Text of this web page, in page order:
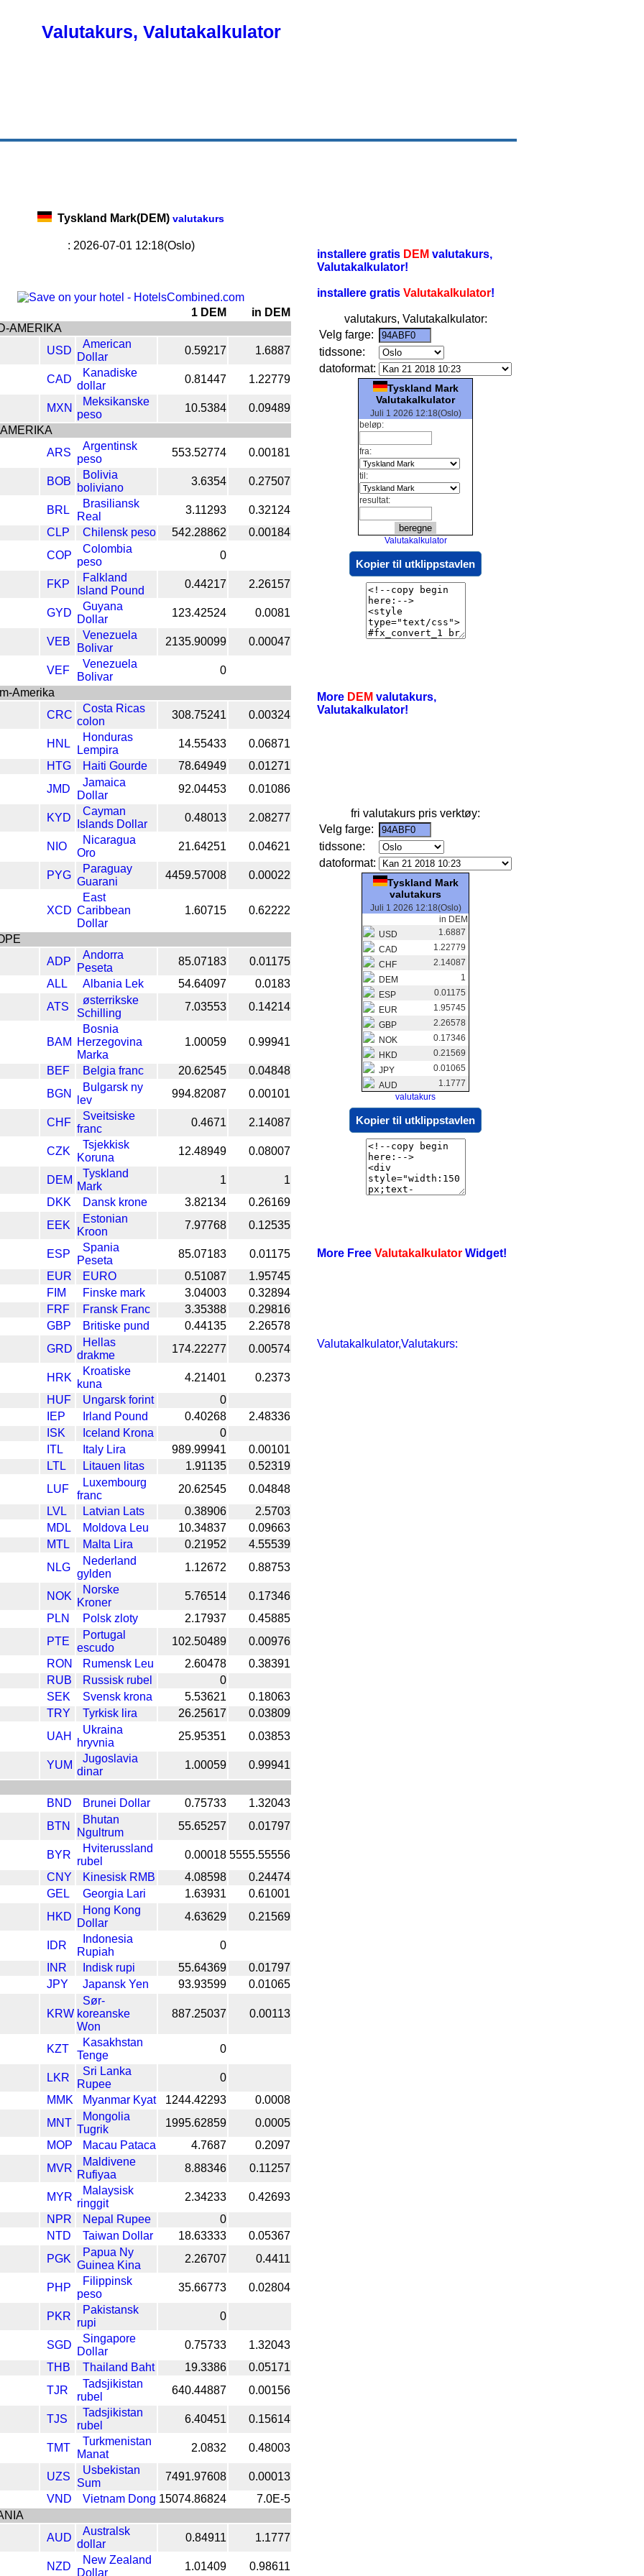
Valutakurs, Valutakalkulator
Tyskland Mark(DEM) valutakurs
: 2026-07-01 12:18(Oslo)
1 DEM
in DEM
AMERIKA
USD
American
Dollar
0.59217 1.6887
CAD
Kanadiske
dollar
0.81447 1.22779
MXN
Meksikanske
peso
10.5384
0.09489
ARS
Argentinsk
peso
553.52774 0.00181
BOB
Bolivia
boliviano
3.6354 0.27507
BRL
Brasiliansk
Real
3.11293
0.32124
CLP
Chilensk peso 542.28862
0.00184
COP
Colombia
peso
0
FKP
Falkland
Island Pound
0.44217 2.26157
GYD
Guyana
Dollar
123.42524 0.0081
VEB
Venezuela
Bolivar
2135.90099 0.00047
VEF
Venezuela
Bolivar
0
Amerika
CRC
Costa Ricas
colon
308.75241 0.00324
HNL
Honduras
Lempira
14.55433
0.06871
HTG
Haiti Gourde 78.64949
0.01271
JMD
Jamaica
Dollar
92.04453 0.01086
KYD
Cayman
Islands Dollar
0.48013 2.08277
NIO
Nicaragua
Oro
21.64251 0.04621
PYG
Paraguay
Guarani
4459.57008 0.00022
XCD
East
Caribbean
Dollar
1.60715 0.62222
ADP
Andorra
Peseta
85.07183
0.01175
ALL
Albania Lek 54.64097
0.0183
ATS
østerrikske
Schilling
7.03553 0.14214
BAM
Bosnia
Herzegovina
Marka
1.00059 0.99941
BEF Belgia franc 20.62545
0.04848
BGN
Bulgarsk ny
lev
994.82087 0.00101
CHF
Sveitsiske
franc
0.4671 2.14087
CZK
Tsjekkisk
Koruna
12.48949 0.08007
DEM
Tyskland
Mark
1
1
DKK
Dansk krone 3.82134
0.26169
EEK
Estonian
Kroon
7.97768 0.12535
ESP
Spania
Peseta
85.07183
0.01175
EUR
EURO 0.51087
1.95745
FIM
Finske mark 3.04003
0.32894
FRF
Fransk Franc 3.35388
0.29816
GBP
Britiske pund 0.44135
2.26578
GRD
Hellas
drakme
174.22277 0.00574
HRK
Kroatiske
kuna
4.21401
0.2373
HUF
Ungarsk forint
0
IEP
Irland Pound 0.40268
2.48336
ISK
Iceland Krona
0
ITL
Italy Lira 989.99941
0.00101
LTL
Litauen litas 1.91135
0.52319
LUF
Luxembourg
franc
20.62545
0.04848
LVL
Latvian Lats 0.38906
2.5703
MDL
Moldova Leu 10.34837
0.09663
MTL
Malta Lira 0.21952
4.55539
NLG
Nederland
gylden
1.12672 0.88753
NOK
Norske
Kroner
5.76514
0.17346
PLN
Polsk zloty 2.17937
0.45885
PTE
Portugal
escudo
102.50489
0.00976
RON
Rumensk Leu 2.60478
0.38391
RUB
Russisk rubel
0
SEK
Svensk krona 5.53621
0.18063
TRY
Tyrkisk lira 26.25617
0.03809
UAH
Ukraina
hryvnia
25.95351 0.03853
YUM
Jugoslavia
dinar
1.00059 0.99941
BND Brunei Dollar 0.75733
1.32043
BTN
Bhutan
Ngultrum
55.65257 0.01797
BYR
Hviterussland
rubel
0.00018 5555.55556
CNY
Kinesisk RMB 4.08598
0.24474
GEL
Georgia Lari 1.63931
0.61001
HKD
Hong Kong
Dollar
4.63629 0.21569
IDR
Indonesia
Rupiah
0
INR
Indisk rupi 55.64369
0.01797
JPY
Japansk Yen 93.93599 0.01065
KRW
Sør-
koreanske
Won
887.25037 0.00113
KZT
Kasakhstan
Tenge
0
LKR
Sri Lanka
Rupee
0
MMK
Myanmar Kyat 1244.42293
0.0008
MNT
Mongolia
Tugrik
1995.62859
0.0005
MOP
Macau Pataca 4.7687
0.2097
MVR
Maldivene
Rufiyaa
8.88346 0.11257
MYR
Malaysisk
ringgit
2.34233
0.42693
NPR
Nepal Rupee
0
NTD
Taiwan Dollar 18.63333
0.05367
PGK
Papua Ny
Guinea Kina
2.26707 0.4411
PHP
Filippinsk
peso
35.66773 0.02804
PKR
Pakistansk
rupi
0
SGD
Singapore
Dollar
0.75733
1.32043
THB
Thailand Baht 19.3386
0.05171
TJR
Tadsjikistan
rubel
640.44887 0.00156
TJS
Tadsjikistan
rubel
6.40451 0.15614
TMT
Turkmenistan
Manat
2.0832 0.48003
UZS
Usbekistan
Sum
7491.97608
0.00013
VND
Vietnam Dong 15074.86824
7.0E-5
AUD
Australsk
dollar
0.84911 1.1777
NZD
New Zealand
Dollar
1.01409 0.98611
installere gratis DEM valutakurs,
Valutakalkulator!
installere gratis Valutakalkulator!
valutakurs, Valutakalkulator:
Velg farge:
tidssone:
datoformat:
Tyskland Mark
Valutakalkulator
Juli 1 2026 12:18(Oslo)
beløp:
fra:
til:
resultat:
Valutakalkulator
Kopier til utklippstavlen
More DEM valutakurs,
Valutakalkulator!
fri valutakurs pris verktøy:
Velg farge:
tidssone:
datoformat:
Tyskland Mark
valutakurs
Juli 1 2026 12:18(Oslo)
in DEM
USD
1.6887
CAD
1.22779
CHF
2.14087
DEM
1
ESP
0.01175
EUR
1.95745
GBP
2.26578
NOK
0.17346
HKD
0.21569
JPY
0.01065
AUD
1.1777
valutakurs
Kopier til utklippstavlen
More Free Valutakalkulator Widget!
Valutakalkulator,Valutakurs: